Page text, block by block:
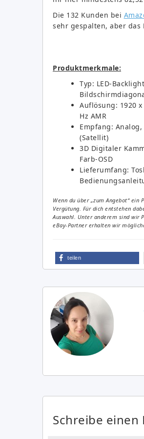
Die 132 Kunden bei
sehr gespalten, aber
Produktmerkmale:
Typ: LED-
Auflösung: 1920
Hz AMR
Empfang: Analog,
(Satellit)
3D Digitaler
Farb-OSD
Lieferumfang:
Wenn du über „zum Angebot“
Vergütung. Für dich entstehen
Auswahl. Unter anderem sind wir
eBay-Partner erhalten wir
teilen
Schreibe einen